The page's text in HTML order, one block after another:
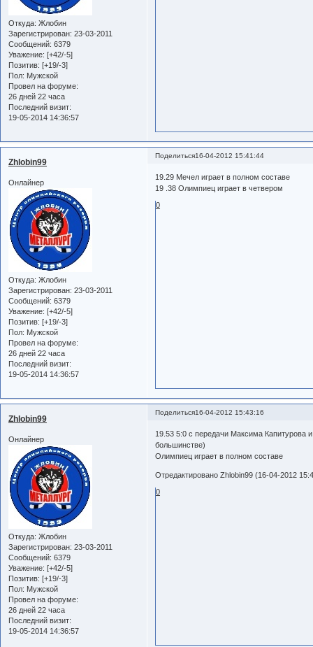
Откуда: Жлобин
Зарегистрирован: 23-03-2011
Сообщений: 6379
Уважение: [+42/-5]
Позитив: [+19/-3]
Пол: Мужской
Провел на форуме:
26 дней 22 часа
Последний визит:
19-05-2014 14:36:57
Поделиться16-04-2012 15:41:44
Zhlobin99
Онлайнер
Откуда: Жлобин
Зарегистрирован: 23-03-2011
Сообщений: 6379
Уважение: [+42/-5]
Позитив: [+19/-3]
Пол: Мужской
Провел на форуме:
26 дней 22 часа
Последний визит:
19-05-2014 14:36:57
19.29 Мечел играет в полном составе
19 .38 Олимпиец играет в четвером
0
Поделиться16-04-2012 15:43:16
Zhlobin99
Онлайнер
Откуда: Жлобин
Зарегистрирован: 23-03-2011
Сообщений: 6379
Уважение: [+42/-5]
Позитив: [+19/-3]
Пол: Мужской
Провел на форуме:
26 дней 22 часа
Последний визит:
19-05-2014 14:36:57
19.53 5:0 с передачи Максима Капитурова
большинстве)
Олимпиец играет в полном составе
Отредактировано Zhlobin99 (16-04-2012
0